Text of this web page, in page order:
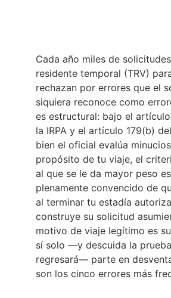
Cada año miles de
residente temporal (TRV)
rechazan por errores que el
siquiera reconoce como
es estructural: bajo el
la IRPA y el artículo 179(b) del
bien el oficial evalúa
propósito de tu viaje, el
al que se le da mayor peso
plenamente convencido de
al terminar tu estadía
construye su solicitud
motivo de viaje legítimo es
sí solo —y descuida la
regresará— parte en
son los cinco errores más